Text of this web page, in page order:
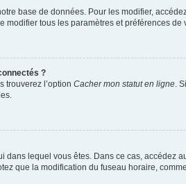
base de données. Pour les modifier,
tous les paramètres et préférences de
?
trouverez l’option Cacher mon statut en ligne .
dans lequel vous êtes. Dans ce cas, accédez
que la modification du fuseau horaire,